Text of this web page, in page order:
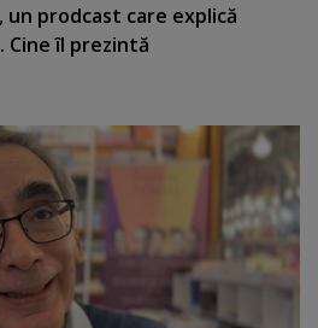
un prodcast care explică
îl prezintă